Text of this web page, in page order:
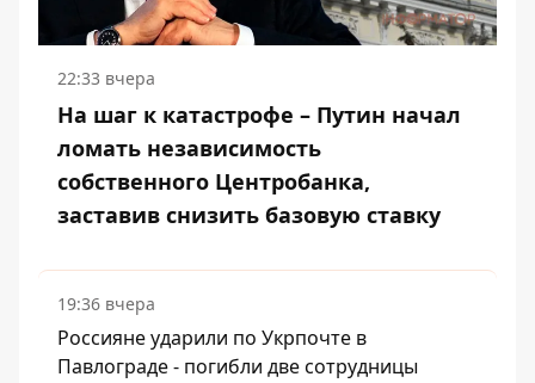
22:33 вчера
На шаг к катастрофе – Путин начал
ломать независимость
собственного Центробанка,
заставив снизить базовую ставку
19:36 вчера
Россияне ударили по Укрпочте в
Павлограде - погибли две сотрудницы